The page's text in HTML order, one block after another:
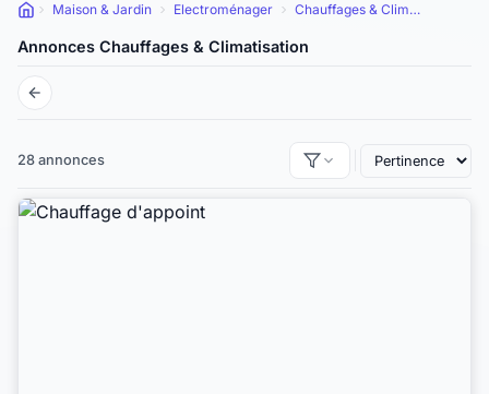
Petites annonces
Maison & Jardin Electroménager Chauffages & Climatisation
Annonces Chauffages & Climatisation
28 annonces